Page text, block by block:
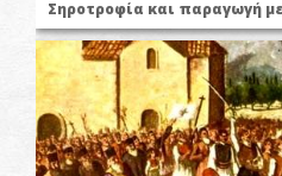
Σηροτροφία και παραγωγή